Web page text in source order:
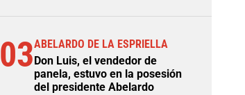
03ABELARDO DE LA ESPRIELLA
Don Luis, el vendedor de
panela, estuvo en la posesión
del presidente Abelardo